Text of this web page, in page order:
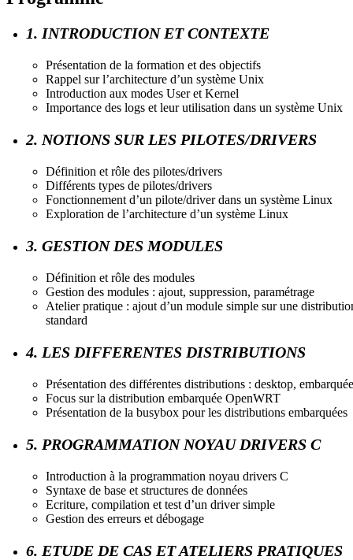
1. INTRODUCTION ET CONTEXTE
Présentation de la formation et des objectifs
Rappel sur l’architecture d’un système Unix
Introduction aux modes User et Kernel
Importance des logs et leur utilisation dans un système Unix
2. NOTIONS SUR LES PILOTES/DRIVERS
Définition et rôle des pilotes/drivers
Différents types de pilotes/drivers
Fonctionnement d’un pilote/driver dans un système Linux
Exploration de l’architecture d’un système Linux
3. GESTION DES MODULES
Définition et rôle des modules
Gestion des modules : ajout, suppression, paramétrage
Atelier pratique : ajout d’un module simple sur une
standard
4. LES DIFFERENTES DISTRIBUTIONS
Présentation des différentes distributions : desktop,
Focus sur la distribution embarquée OpenWRT
Présentation de la busybox pour les distributions embarquées
5. PROGRAMMATION NOYAU DRIVERS C
Introduction à la programmation noyau drivers C
Syntaxe de base et structures de données
Ecriture, compilation et test d’un driver simple
Gestion des erreurs et débogage
6. ETUDE DE CAS ET ATELIERS PRATIQUES